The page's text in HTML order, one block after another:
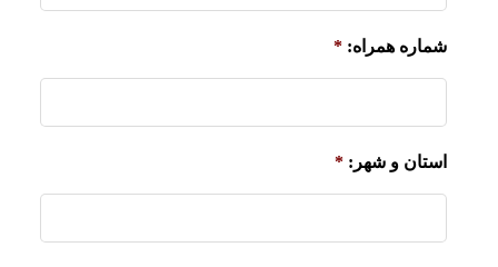
شماره همراه: *
استان و شهر: *